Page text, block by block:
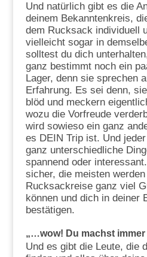
Und natürlich gibt es die
deinem Bekanntenkreis,
dem Rucksack individuell
vielleicht sogar in
solltest du dich
ganz bestimmt noch ein
Lager, denn sie sprechen
Erfahrung. Es sei denn,
blöd und meckern
wozu die Vorfreude
wird sowieso ein ganz
es DEIN Trip ist. Und
ganz unterschiedliche
spannend oder
sicher, die meisten
Rucksackreise ganz viel
können und dich in deiner
bestätigen.
„…wow! Du machst
Und es gibt die Leute, die